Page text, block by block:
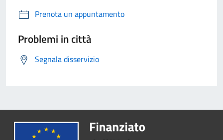
Prenota un appuntamento
Problemi in città
Segnala disservizio